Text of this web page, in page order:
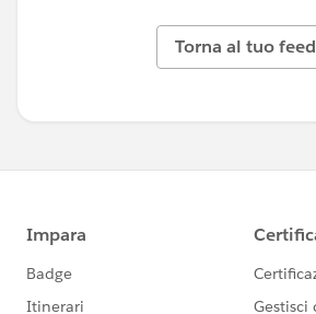
Torna al tuo feed